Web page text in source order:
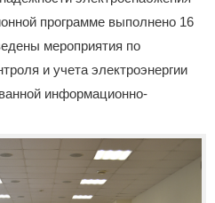
программе выполнено 16
мероприятия по
и учета электроэнергии
информационно-